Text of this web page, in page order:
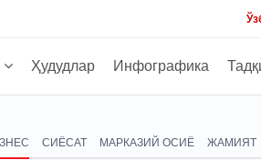
Ҳудудлар Инфографика
СИЁСАТ МАРКАЗИЙ ОСИЁ ЖАМИЯТ